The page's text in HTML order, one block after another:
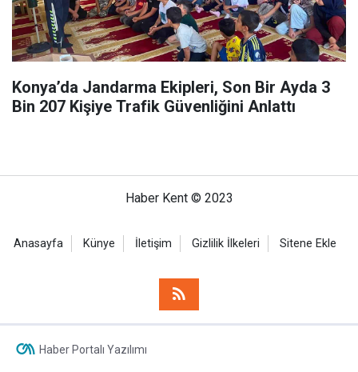
Konya’da Jandarma Ekipleri, Son Bir Ayda 3
Bin 207 Kişiye Trafik Güvenliğini Anlattı
Haber Kent © 2023
Anasayfa Künye İletişim Gizlilik İlkeleri Sitene Ekle
Haber Portalı Yazılımı